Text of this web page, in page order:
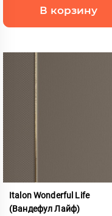
В корзину
Italon Wonderful Life
(Вандефул Лайф)